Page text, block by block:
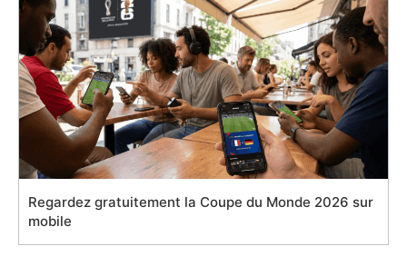
Regardez gratuitement la Coupe du Monde 2026 sur
mobile